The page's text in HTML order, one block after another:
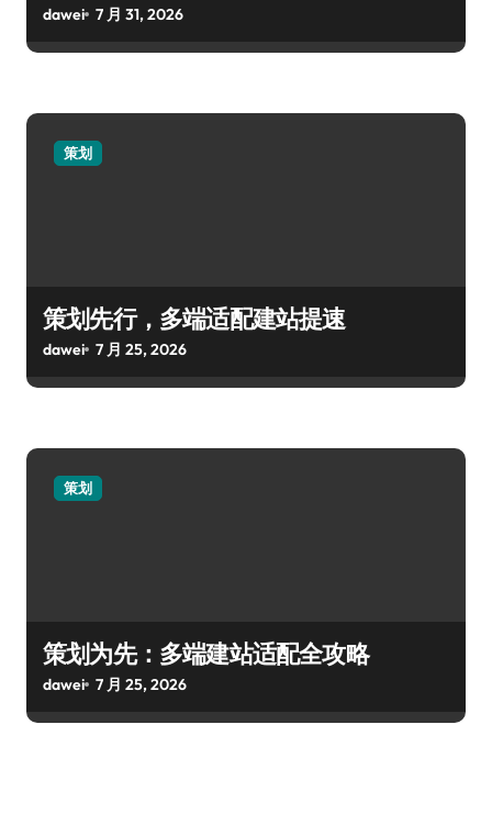
dawei 7 月 31, 2026
策划
策划先行，多端适配建站提速
dawei 7 月 25, 2026
策划
策划为先：多端建站适配全攻略
dawei 7 月 25, 2026